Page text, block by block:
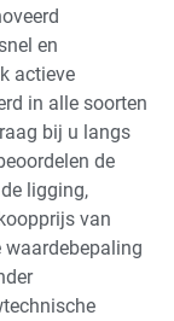
en
actieve
in alle soorten
bij u langs
de
ligging,
van